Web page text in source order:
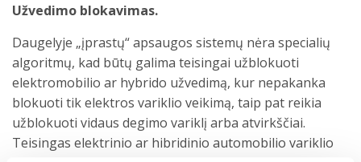
Užvedimo blokavimas.
Daugelyje „įprastų“ apsaugos sistemų nėra specialių
algoritmų, kad būtų galima teisingai užblokuoti
elektromobilio ar hybrido užvedimą, kur nepakanka
blokuoti tik elektros variklio veikimą, taip pat reikia
užblokuoti vidaus degimo variklį arba atvirkščiai.
Teisingas elektrinio ar hibridinio automobilio variklio